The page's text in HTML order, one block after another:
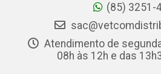
(85) 3251-
Atendimento de
08h às 12h e das